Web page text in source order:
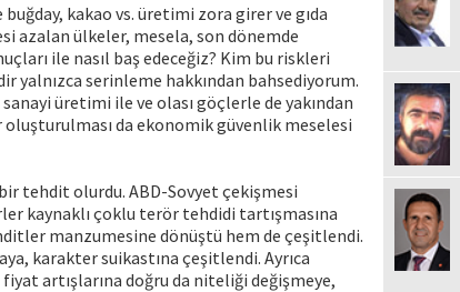
buğday, kakao vs. üretimi zora girer ve gıda
azalan ülkeler, mesela, son dönemde
ile nasıl baş edeceğiz? Kim bu riskleri
yalnızca serinleme hakkından bahsediyorum.
üretimi ile ve olası göçlerle de yakından
da ekonomik güvenlik meselesi
tehdit olurdu. ABD-Sovyet çekişmesi
kaynaklı çoklu terör tehdidi tartışmasına
manzumesine dönüştü hem de çeşitlendi.
karakter suikastına çeşitlendi. Ayrıca
artışlarına doğru da niteliği değişmeye,